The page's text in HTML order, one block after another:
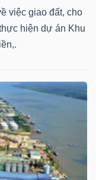
việc giao đất, cho
hiện dự án Khu